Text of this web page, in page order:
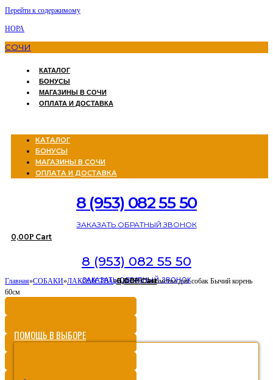
Перейти к содержимому
НОРА
СОЧИ
КАТАЛОГ
БОНУСЫ
МАГАЗИНЫ В СОЧИ
ОПЛАТА И ДОСТАВКА
КАТАЛОГ
БОНУСЫ
МАГАЗИНЫ В СОЧИ
ОПЛАТА И ДОСТАВКА
8 (953) 082 55 50
ЗАКАЗАТЬ ОБРАТНЫЙ ЗВОНОК
0,00Р Cart
8 (953) 082 55 50
ЗАКАЗАТЬ ОБРАТНЫЙ ЗВОНОК
0,00Р Cart
Главная»СОБАКИ»ЛАКОМСТВА»KROSH Лакомства для собак Бычий корень
60см
ПОМОЩЬ В ВЫБОРЕ